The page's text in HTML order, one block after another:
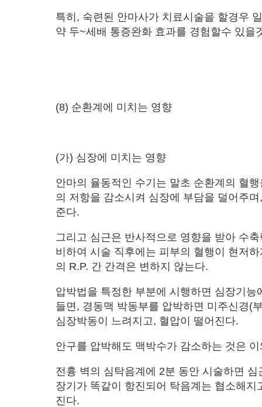
특히, 숙련된 안마사가 치료시술을 할경우
약 두~세배 통증완화 효과를 경험할수 있을
(8) 순환계에 미치는 영향
(가) 심장에 미치는 영향
안마의 율동적인 수기는 말초 순환계의 혈
의 저항을 감소시켜 심장에 부담을 덜어주
준다.
그리고 심근은 반사적으로 영향을 받아 수
비하여 시술 직후에는 피부의 혈행이 현저
의 R.P. 간 간격은 변하지 않는다.
압박법을 특정한 부분에 시행하면 심장기능
들면, 경동맥 박동부를 압박하면 미주신경(
심장박동이 느려지고, 혈압이 떨어진다.
안구를 압박해도 맥박수가 감소하는 것은
전흉 벽의 심탁음계에 2분 동안 시술하면
장기가 똑같이 항진되어 탁음계는 협소해
진다.